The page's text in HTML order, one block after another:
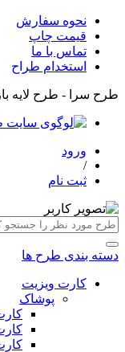
نحوه سفارش
قیمت چاپ
تماس با ما
استخدام طراح
طرح سرا - طرح لایه
ورود
/
ثبت نام
دسته بندی طرح ها
کارت ویزیت
پوشاک